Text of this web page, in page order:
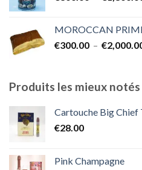
MOROCCAN
€300.00 – €
Produits les mieux notés
Cartouche Big Chief
€28.00
Pink Champagne